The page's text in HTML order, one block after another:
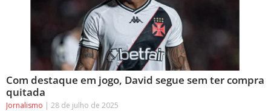
Com destaque em jogo, David segue sem ter compra
quitada
Jornalismo 28 de julho de 2025